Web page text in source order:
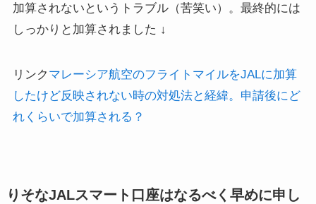
加算されないというトラブル（苦笑い）。最終的には
しっかりと加算されました ↓
リンク マレーシア航空のフライトマイルをJALに加算
したけど反映されない時の対処法と経緯。申請後にど
れくらいで加算される？
りそなJALスマート口座はなるべく早めに申し